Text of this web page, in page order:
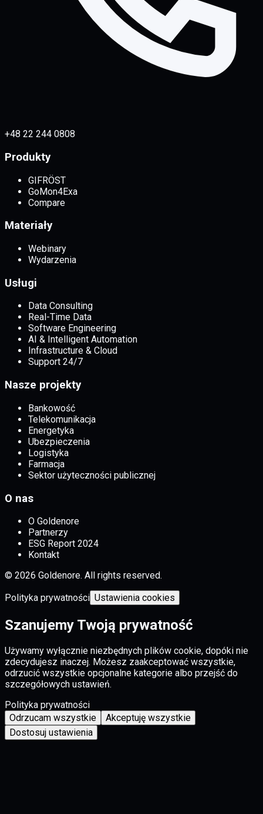
+48 22 244 0808
Produkty
GIFRÖST
GoMon4Exa
Compare
Materiały
Webinary
Wydarzenia
Usługi
Data Consulting
Real-Time Data
Software Engineering
AI & Intelligent Automation
Infrastructure & Cloud
Support 24/7
Nasze projekty
Bankowość
Telekomunikacja
Energetyka
Ubezpieczenia
Logistyka
Farmacja
Sektor użyteczności publicznej
O nas
O Goldenore
Partnerzy
ESG Report 2024
Kontakt
© 2026 Goldenore. All rights reserved.
Polityka prywatności Ustawienia cookies
Szanujemy Twoją prywatność
Używamy wyłącznie niezbędnych plików cookie, dopóki nie
zdecydujesz inaczej. Możesz zaakceptować wszystkie,
odrzucić wszystkie opcjonalne kategorie albo przejść do
szczegółowych ustawień.
Polityka prywatności
Odrzucam wszystkie
Akceptuję wszystkie
Dostosuj ustawienia